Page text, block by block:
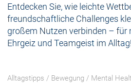
Entdecken Sie, wie leichte
freundschaftliche Challenges
großem Nutzen verbinden – für
Ehrgeiz und Teamgeist im Alltag!
Alltagstipps / Bewegung / Mental